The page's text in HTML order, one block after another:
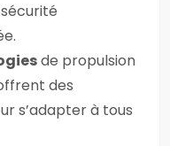
de propulsion
des
s’adapter à tous